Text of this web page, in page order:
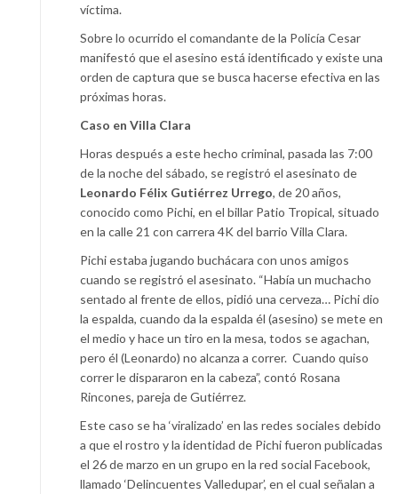
víctima.
Sobre lo ocurrido el comandante de la Policía Cesar
manifestó que el asesino está identificado y existe una
orden de captura que se busca hacerse efectiva en las
próximas horas.
Caso en Villa Clara
Horas después a este hecho criminal, pasada las 7:00
de la noche del sábado, se registró el asesinato de
Leonardo Félix Gutiérrez Urrego, de 20 años,
conocido como Pichi, en el billar Patio Tropical, situado
en la calle 21 con carrera 4K del barrio Villa Clara.
Pichi estaba jugando buchácara con unos amigos
cuando se registró el asesinato. “Había un muchacho
sentado al frente de ellos, pidió una cerveza… Pichi dio
la espalda, cuando da la espalda él (asesino) se mete en
el medio y hace un tiro en la mesa, todos se agachan,
pero él (Leonardo) no alcanza a correr. Cuando quiso
correr le dispararon en la cabeza”, contó Rosana
Rincones, pareja de Gutiérrez.
Este caso se ha ‘viralizado’ en las redes sociales debido
a que el rostro y la identidad de Pichi fueron publicadas
el 26 de marzo en un grupo en la red social Facebook,
llamado ‘Delincuentes Valledupar’, en el cual señalan a